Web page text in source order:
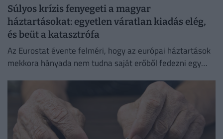
Súlyos krízis fenyegeti a magyar
háztartásokat: egyetlen váratlan kiadás elég,
és beüt a katasztrófa
Az Eurostat évente felméri, hogy az európai háztartások
mekkora hányada nem tudna saját erőből fedezni egy